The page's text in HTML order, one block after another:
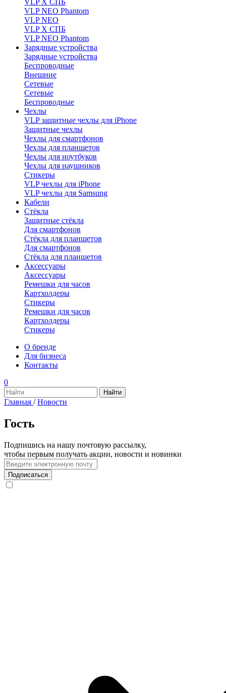
VLP X СПБ
VLP NEO Phantom
VLP NEO
VLP X СПБ
VLP NEO Phantom
Зарядные устройства
Зарядные устройства
Беспроводные
Внешние
Сетевые
Сетевые
Беспроводные
Чехлы
VLP защитные чехлы для iPhone
Защитные чехлы
Чехлы для смартфонов
Чехлы для планшетов
Чехлы для ноутбуков
Чехлы для наушников
Стикеры
VLP чехлы для iPhone
VLP чехлы для Samsung
Кабели
Стёкла
Защитные стёкла
Для смартфонов
Стёкла для планшетов
Для смартфонов
Стёкла для планшетов
Аксессуары
Аксессуары
Ремешки для часов
Картхолдеры
Стикеры
Ремешки для часов
Картхолдеры
Стикеры
О бренде
Для бизнеса
Контакты
0
Главная / Новости
Гость
Подпишись на нашу почтовую рассылку,
чтобы первым получать акции, новости и новинки
Подписаться